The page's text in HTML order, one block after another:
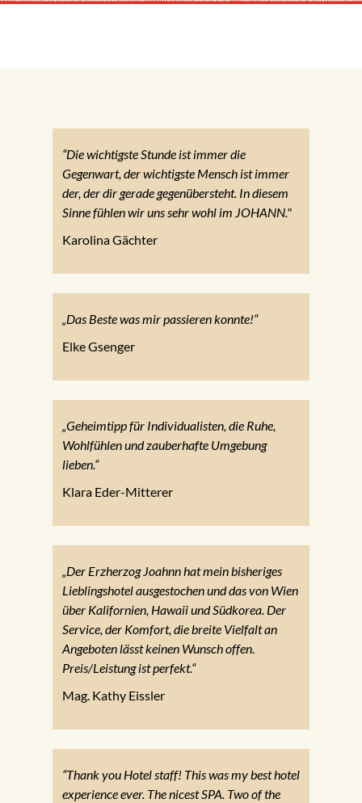
“Die wichtigste Stunde ist immer die
Gegenwart, der wichtigste Mensch ist immer
der, der dir gerade gegenübersteht. In diesem
Sinne fühlen wir uns sehr wohl im JOHANN."
Karolina Gächter
„Das Beste was mir passieren konnte!“
Elke Gsenger
„Geheimtipp für Individualisten, die Ruhe,
Wohlfühlen und zauberhafte Umgebung
lieben.“
Klara Eder-Mitterer
„Der Erzherzog Joahnn hat mein bisheriges
Lieblingshotel ausgestochen und das von Wien
über Kalifornien, Hawaii und Südkorea. Der
Service, der Komfort, die breite Vielfalt an
Angeboten lässt keinen Wunsch offen.
Preis/Leistung ist perfekt.“
Mag. Kathy Eissler
“Thank you Hotel staff! This was my best hotel
experience ever. The nicest SPA. Two of the